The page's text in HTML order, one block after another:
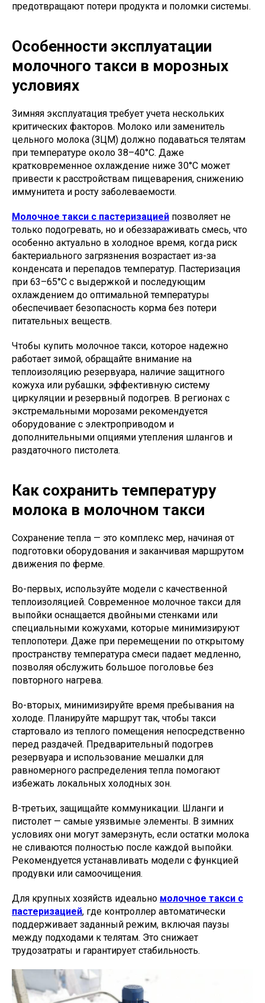
предотвращают потери продукта и поломки системы.
Особенности эксплуатации
молочного такси в морозных
условиях
Зимняя эксплуатация требует учета нескольких
критических факторов. Молоко или заменитель
цельного молока (ЗЦМ) должно подаваться телятам
при температуре около 38–40°C. Даже
кратковременное охлаждение ниже 30°C может
привести к расстройствам пищеварения, снижению
иммунитета и росту заболеваемости.
Молочное такси с пастеризацией позволяет не
только подогревать, но и обеззараживать смесь, что
особенно актуально в холодное время, когда риск
бактериального загрязнения возрастает из-за
конденсата и перепадов температур. Пастеризация
при 63–65°C с выдержкой и последующим
охлаждением до оптимальной температуры
обеспечивает безопасность корма без потери
питательных веществ.
Чтобы купить молочное такси, которое надежно
работает зимой, обращайте внимание на
теплоизоляцию резервуара, наличие защитного
кожуха или рубашки, эффективную систему
циркуляции и резервный подогрев. В регионах с
экстремальными морозами рекомендуется
оборудование с электроприводом и
дополнительными опциями утепления шлангов и
раздаточного пистолета.
Как сохранить температуру
молока в молочном такси
Сохранение тепла — это комплекс мер, начиная от
подготовки оборудования и заканчивая маршрутом
движения по ферме.
Во-первых, используйте модели с качественной
теплоизоляцией. Современное молочное такси для
выпойки оснащается двойными стенками или
специальными кожухами, которые минимизируют
теплопотери. Даже при перемещении по открытому
пространству температура смеси падает медленно,
позволяя обслужить большое поголовье без
повторного нагрева.
Во-вторых, минимизируйте время пребывания на
холоде. Планируйте маршрут так, чтобы такси
стартовало из теплого помещения непосредственно
перед раздачей. Предварительный подогрев
резервуара и использование мешалки для
равномерного распределения тепла помогают
избежать локальных холодных зон.
В-третьих, защищайте коммуникации. Шланги и
пистолет — самые уязвимые элементы. В зимних
условиях они могут замерзнуть, если остатки молока
не сливаются полностью после каждой выпойки.
Рекомендуется устанавливать модели с функцией
продувки или самоочищения.
Для крупных хозяйств идеально молочное такси с
пастеризацией, где контроллер автоматически
поддерживает заданный режим, включая паузы
между подходами к телятам. Это снижает
трудозатраты и гарантирует стабильность.